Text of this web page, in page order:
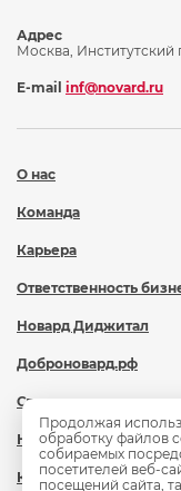
О нас
Команда
Карьера
Ответственность
Новард Диджитал
Доброновард.рф
Статьи
Новости
Контакты
Адрес
Москва, Институтский
E-mail inf@novard.ru
Продолжая
обработку файлов
собираемых
посетителей веб-
посещений сайта,